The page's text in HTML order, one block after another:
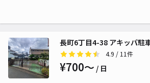
長町6丁目4-38 アキッパ駐
4.9 / 11件
¥700〜 / 日